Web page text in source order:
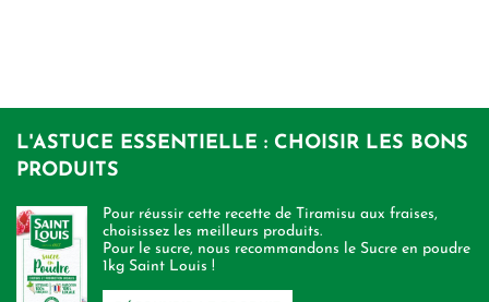
L'ASTUCE ESSENTIELLE : CHOISIR LES BONS
PRODUITS
Pour réussir cette recette de Tiramisu aux fraises,
choisissez les meilleurs produits.
Pour le sucre, nous recommandons le Sucre en poudre
1kg Saint Louis !